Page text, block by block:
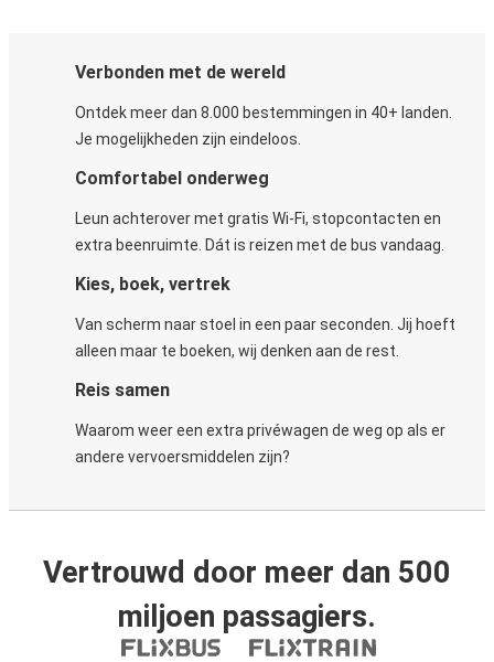
Verbonden met de wereld
Ontdek meer dan 8.000 bestemmingen in 40+ landen.
Je mogelijkheden zijn eindeloos.
Comfortabel onderweg
Leun achterover met gratis Wi-Fi, stopcontacten en
extra beenruimte. Dát is reizen met de bus vandaag.
Kies, boek, vertrek
Van scherm naar stoel in een paar seconden. Jij hoeft
alleen maar te boeken, wij denken aan de rest.
Reis samen
Waarom weer een extra privéwagen de weg op als er
andere vervoersmiddelen zijn?
Vertrouwd door meer dan 500
miljoen passagiers.